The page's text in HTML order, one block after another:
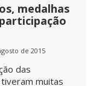
medalhas
de 2015
das
muitas